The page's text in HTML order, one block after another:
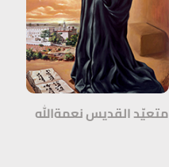
متعيّد القديس نعمةالله